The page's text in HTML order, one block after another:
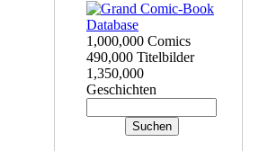
1,000,000 Comics
490,000 Titelbilder
1,350,000
Geschichten